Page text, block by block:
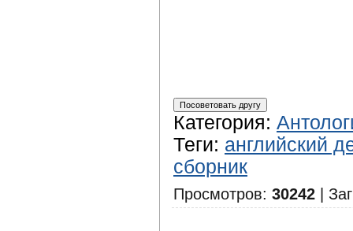
Категория:
Теги: английский
сборник
Просмотров: 30242